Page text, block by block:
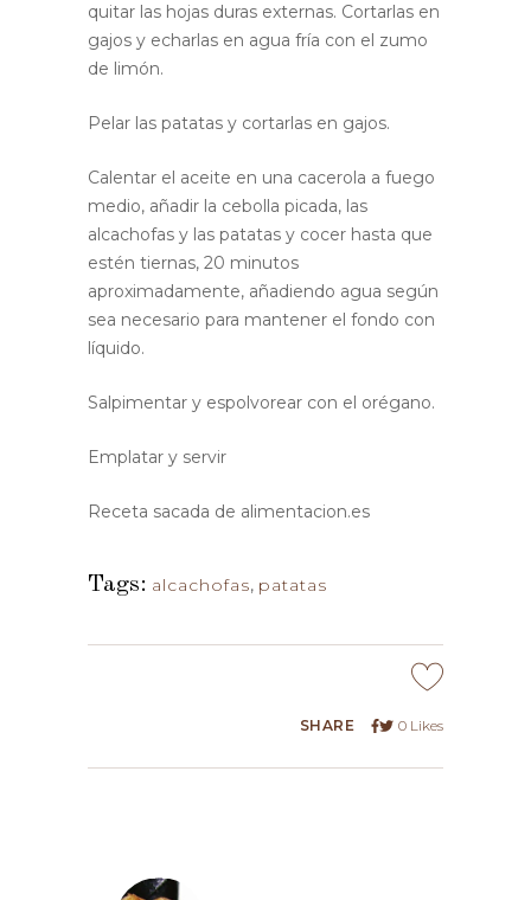
quitar las hojas duras externas. Cortarlas en
gajos y echarlas en agua fría con el zumo
de limón.
Pelar las patatas y cortarlas en gajos.
Calentar el aceite en una cacerola a fuego
medio, añadir la cebolla picada, las
alcachofas y las patatas y cocer hasta que
estén tiernas, 20 minutos
aproximadamente, añadiendo agua según
sea necesario para mantener el fondo con
líquido.
Salpimentar y espolvorear con el orégano.
Emplatar y servir
Receta sacada de alimentacion.es
Tags: alcachofas, patatas
SHARE 0 Likes